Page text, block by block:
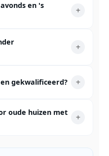
en 's
gekwalificeerd?
oude huizen met